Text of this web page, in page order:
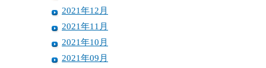
2021年12月
2021年11月
2021年10月
2021年09月